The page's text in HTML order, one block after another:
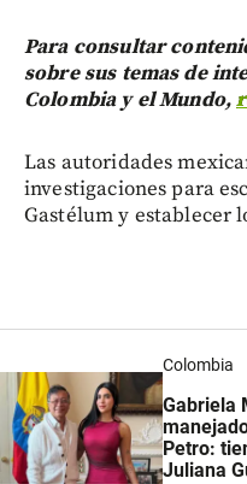
Para consultar
sobre sus temas de
Colombia y el Mundo,
Las autoridades
investigaciones para
Gastélum y establecer
Colombia
Gabriela
Petro:
Juliana